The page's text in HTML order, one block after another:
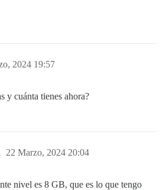
2024 19:57
y cuánta tienes ahora?
22 Marzo, 2024 20:04
nivel es 8 GB, que es lo que tengo